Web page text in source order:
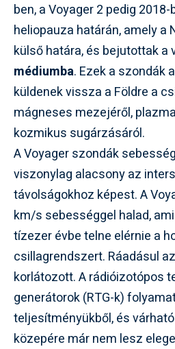
ben, a Voyager 2 pedig
heliopauza határán, amely a
külső határa, és bejutottak a
médiumba. Ezek a szondák
küldenek vissza a Földre a
mágneses mezejéről,
kozmikus sugárzásáról.
A Voyager szondák
viszonylag alacsony az
távolságokhoz képest. A
km/s sebességgel halad,
tízezer évbe telne elérnie a
csillagrendszert. Ráadásul
korlátozott. A rádióizotópos
generátorok (RTG-k)
teljesítményükből, és
közepére már nem lesz